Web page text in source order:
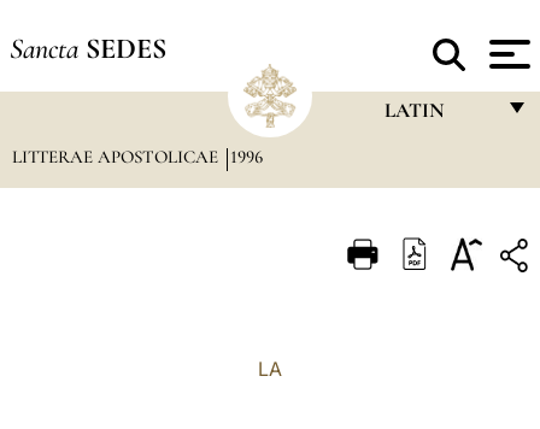
Sancta SEDES
LATIN
ITALIANO
LITTERAE APOSTOLICAE 1996
LA